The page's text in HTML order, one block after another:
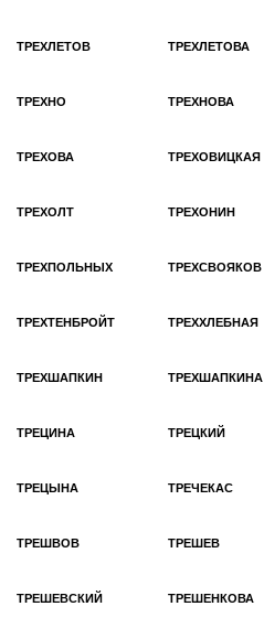
ТРЕХЛЕТОВ ТРЕХЛЕТОВА
ТРЕХНО ТРЕХНОВА
ТРЕХОВА ТРЕХОВИЦКАЯ
ТРЕХОЛТ ТРЕХОНИН
ТРЕХПОЛЬНЫХ ТРЕХСВОЯКОВ
ТРЕХТЕНБРОЙТ ТРЕХХЛЕБНАЯ
ТРЕХШАПКИН ТРЕХШАПКИНА
ТРЕЦИНА ТРЕЦКИЙ
ТРЕЦЫНА ТРЕЧЕКАС
ТРЕШВОВ ТРЕШЕВ
ТРЕШЕВСКИЙ ТРЕШЕНКОВА